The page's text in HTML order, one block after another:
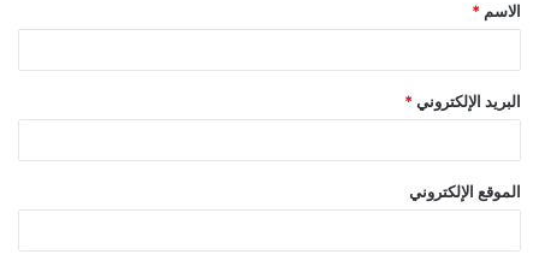
*
الاسم *
البريد الإلكتروني *
الموقع الإلكتروني